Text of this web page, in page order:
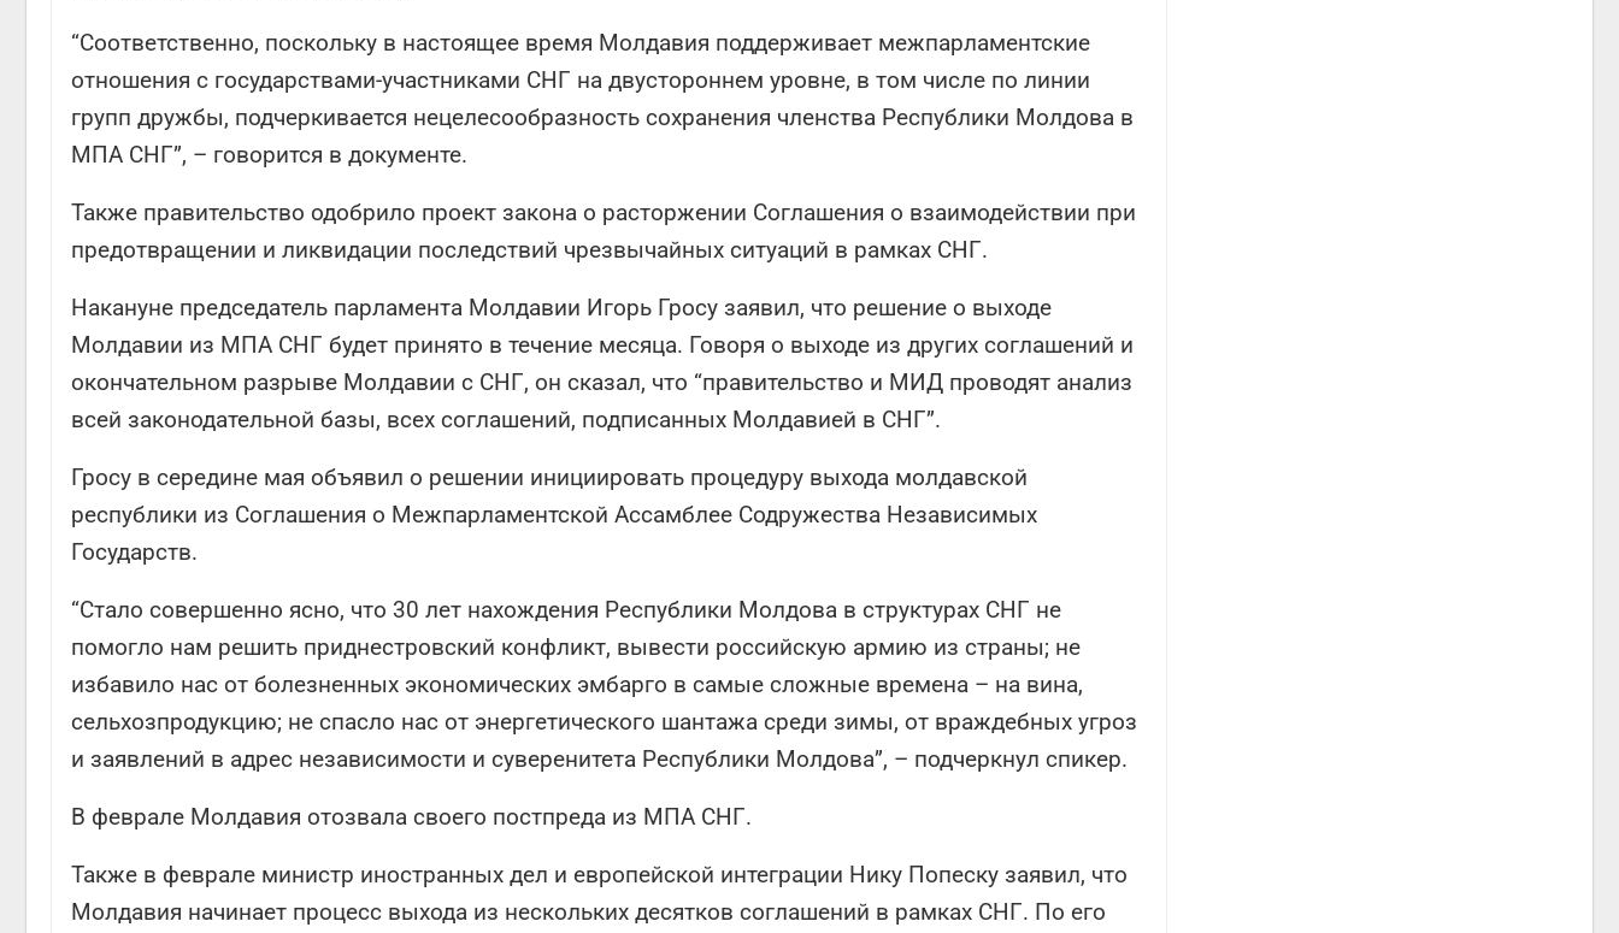
“Соответственно, поскольку в настоящее время Молдавия поддерживает межпарламентские
отношения с государствами-участниками СНГ на двустороннем уровне, в том числе по линии
групп дружбы, подчеркивается нецелесообразность сохранения членства Республики Молдова в
МПА СНГ”, – говорится в документе.
Также правительство одобрило проект закона о расторжении Соглашения о взаимодействии при
предотвращении и ликвидации последствий чрезвычайных ситуаций в рамках СНГ.
Накануне председатель парламента Молдавии Игорь Гросу заявил, что решение о выходе
Молдавии из МПА СНГ будет принято в течение месяца. Говоря о выходе из других соглашений и
окончательном разрыве Молдавии с СНГ, он сказал, что “правительство и МИД проводят анализ
всей законодательной базы, всех соглашений, подписанных Молдавией в СНГ”.
Гросу в середине мая объявил о решении инициировать процедуру выхода молдавской
республики из Соглашения о Межпарламентской Ассамблее Содружества Независимых
Государств.
“Стало совершенно ясно, что 30 лет нахождения Республики Молдова в структурах СНГ не
помогло нам решить приднестровский конфликт, вывести российскую армию из страны; не
избавило нас от болезненных экономических эмбарго в самые сложные времена – на вина,
сельхозпродукцию; не спасло нас от энергетического шантажа среди зимы, от враждебных угроз
и заявлений в адрес независимости и суверенитета Республики Молдова”, – подчеркнул спикер.
В феврале Молдавия отозвала своего постпреда из МПА СНГ.
Также в феврале министр иностранных дел и европейской интеграции Нику Попеску заявил, что
Молдавия начинает процесс выхода из нескольких десятков соглашений в рамках СНГ. По его